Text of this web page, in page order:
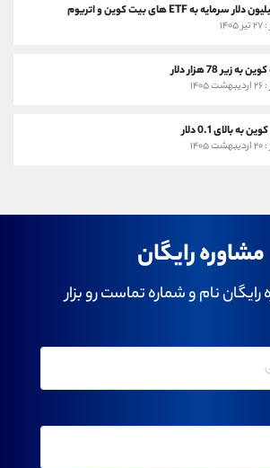
زیر 78 هزار دلار
بالای 0.1 دلار
مشاوره رایگان
رایگان نام و شماره تماست رو بزار